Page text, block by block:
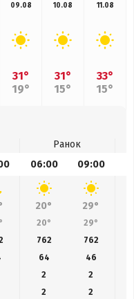
09.08
31°
19°
10.08
31°
15°
11.08
33°
15°
Ранок
06:00 09:00
20° 29°
20° 29°
762 762
64 46
2
2
2 2